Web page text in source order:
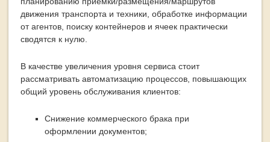
движения транспорта и техники, обработке информации
от агентов, поиску контейнеров и ячеек практически
сводятся к нулю.
В качестве увеличения уровня сервиса стоит
рассматривать автоматизацию процессов, повышающих
общий уровень обслуживания клиентов:
Снижение коммерческого брака при
оформлении документов;